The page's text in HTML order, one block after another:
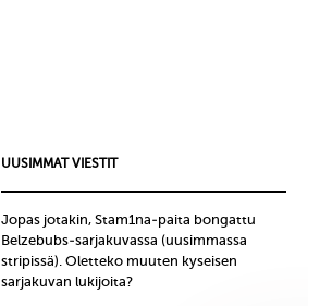
UUSIMMAT VIESTIT
Jopas jotakin, Stam1na-paita bongattu
Belzebubs-sarjakuvassa (uusimmassa
stripissä). Oletteko muuten kyseisen
sarjakuvan lukijoita?